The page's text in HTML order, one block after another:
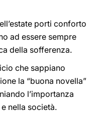
porti conforto
ad essere sempre
della sofferenza.
che sappiano
la “buona novella”
l’importanza
nella società.